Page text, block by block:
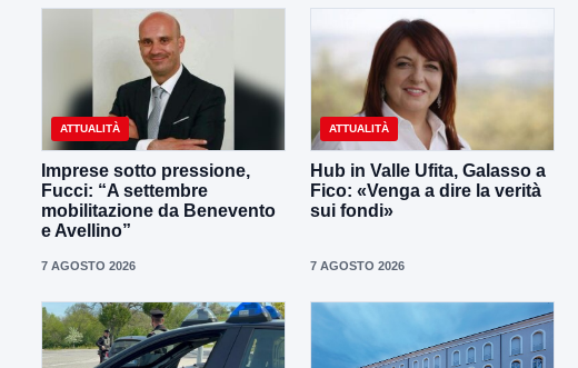
ATTUALITÀ
Imprese sotto pressione,
Fucci: “A settembre
mobilitazione da Benevento
e Avellino”
7 AGOSTO 2026
ATTUALITÀ
Hub in Valle Ufita, Galasso a
Fico: «Venga a dire la verità
sui fondi»
7 AGOSTO 2026